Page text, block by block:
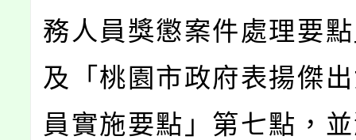
務人員獎懲案件處理要
及「桃園市政府表揚傑
員實施要點」第七點，